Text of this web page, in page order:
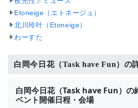
Etoneige（エトネージュ）
北川玲叶（Etoneige）
わーすた
白岡今日花（Task have Fun）の
白岡今日花（Task have Fun）の
ベント開催日程・会場